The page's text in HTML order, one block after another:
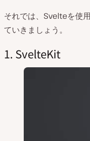
それでは、Svelteを使
ていきましょう。
1. SvelteKit